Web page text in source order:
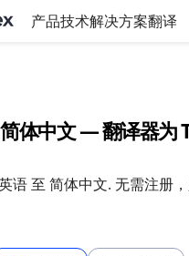
产品技术解决方案翻译
体中文 — 翻译器为
语 至 简体中文. 无需注册，